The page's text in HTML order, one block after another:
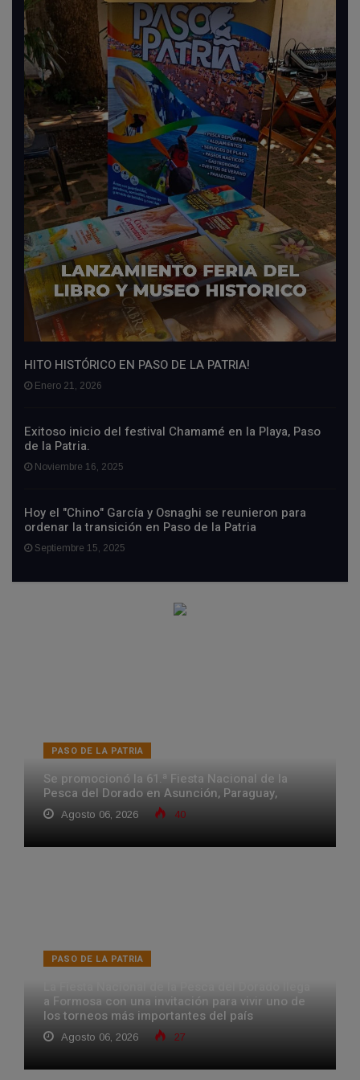
HITO HISTÓRICO EN PASO DE LA PATRIA!
Enero 21, 2026
Exitoso inicio del festival Chamamé en la Playa, Paso
de la Patria.
Noviembre 16, 2025
Hoy el "Chino" García y Osnaghi se reunieron para
ordenar la transición en Paso de la Patria
Septiembre 15, 2025
PASO DE LA PATRIA
Se promocionó la 61.ª Fiesta Nacional de la
Pesca del Dorado en Asunción, Paraguay,
Agosto 06, 2026 40
PASO DE LA PATRIA
a Formosa con una invitación para vivir uno de
los torneos más importantes del país
Agosto 06, 2026 27